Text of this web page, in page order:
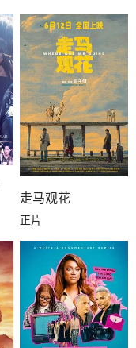
走马观花
正片